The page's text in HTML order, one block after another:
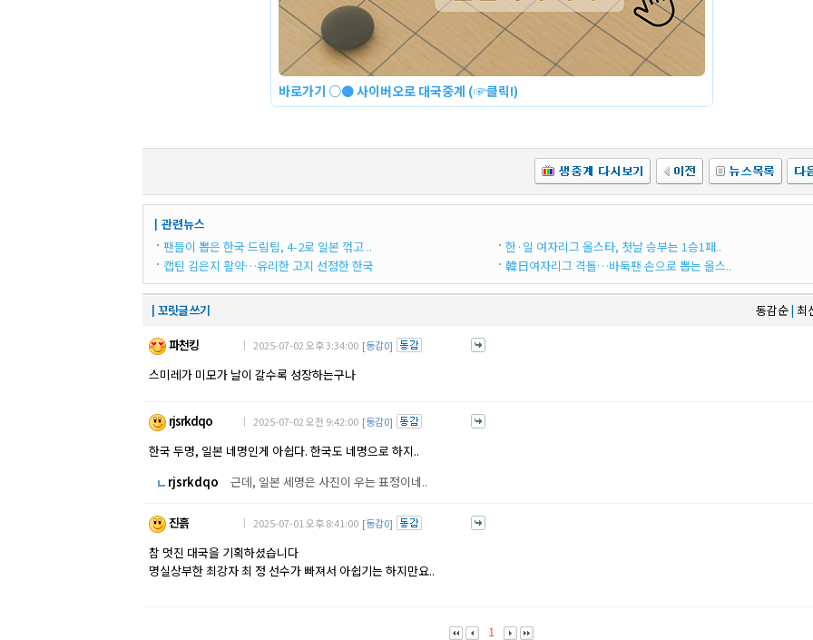
바로가기 ○● 사이버오로 대국중계 (☞클릭!)
┃관련뉴스
팬들이 뽑은 한국 드림팀, 4-2로 일본 꺾고 ..
캡틴 김은지 활약…유리한 고지 선점한 한국
한·일 여자리그 올스타, 첫날 승부는 1승1패..
韓日여자리그 격돌…바둑팬 손으로 뽑는 올스..
┃꼬릿글 쓰기 동감순| 최
파천킹
｜ 2025-07-02 오후 3:34:00 [동감0]
스미레가 미모가 날이 갈수록 성장하는구나
rjsrkdqo ｜ 2025-07-02 오전 9:42:00 [동감0]
한국 두명, 일본 네명인게 아쉽다. 한국도 네명으로 하지..
rjsrkdqo
근데, 일본 세명은 사진이 우는 표정이네..
진흙 ｜ 2025-07-01 오후 8:41:00 [동감0]
참 멋진 대국을 기획하셨습니다
명실상부한 최강자 최 정 선수가 빠져서 아쉽기는 하지만요..
1